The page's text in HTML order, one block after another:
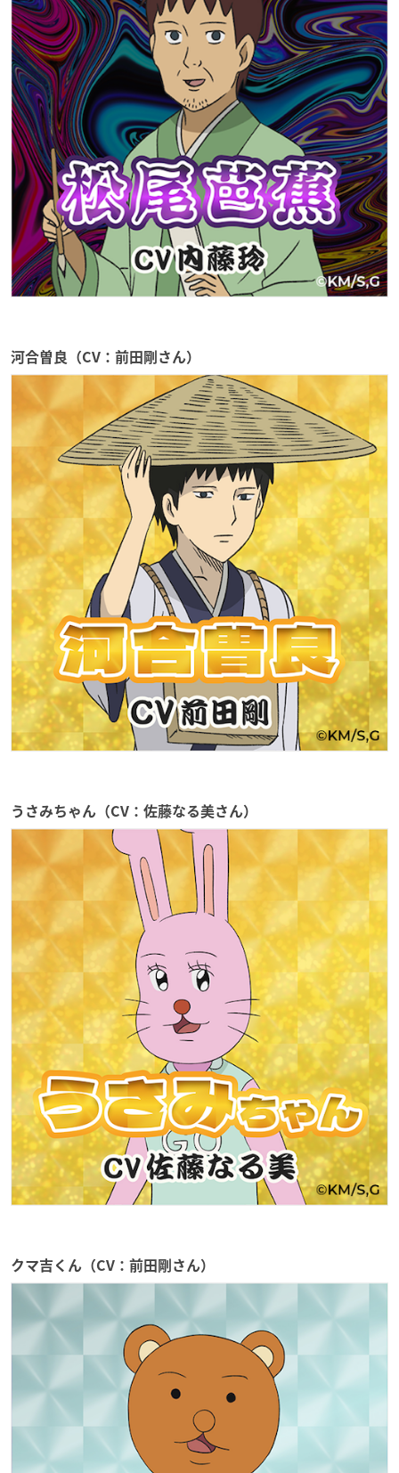
河合曽良（CV：前田剛さん）
うさみちゃん（CV：佐藤なる美さん）
クマ吉くん（CV：前田剛さん）